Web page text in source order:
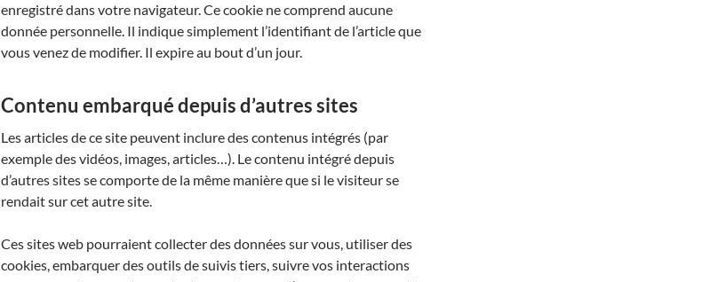
enregistré dans votre navigateur. Ce cookie ne comprend aucune
donnée personnelle. Il indique simplement l’identifiant de l’article que
vous venez de modifier. Il expire au bout d’un jour.
Contenu embarqué depuis d’autres sites
Les articles de ce site peuvent inclure des contenus intégrés (par
exemple des vidéos, images, articles…). Le contenu intégré depuis
d’autres sites se comporte de la même manière que si le visiteur se
rendait sur cet autre site.
Ces sites web pourraient collecter des données sur vous, utiliser des
cookies, embarquer des outils de suivis tiers, suivre vos interactions